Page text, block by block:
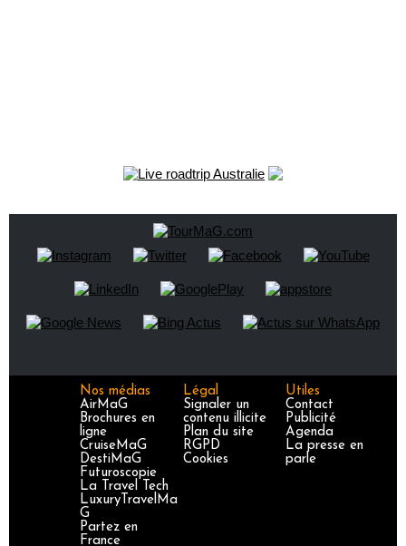
Nos médias
AirMaG
Brochures en
ligne
CruiseMaG
DestiMaG
Futuroscopie
La Travel Tech
LuxuryTravelMa
G
Partez en
France
Légal
Signaler un
contenu illicite
Plan du site
RGPD
Cookies
Utiles
Contact
Publicité
Agenda
La presse en
parle